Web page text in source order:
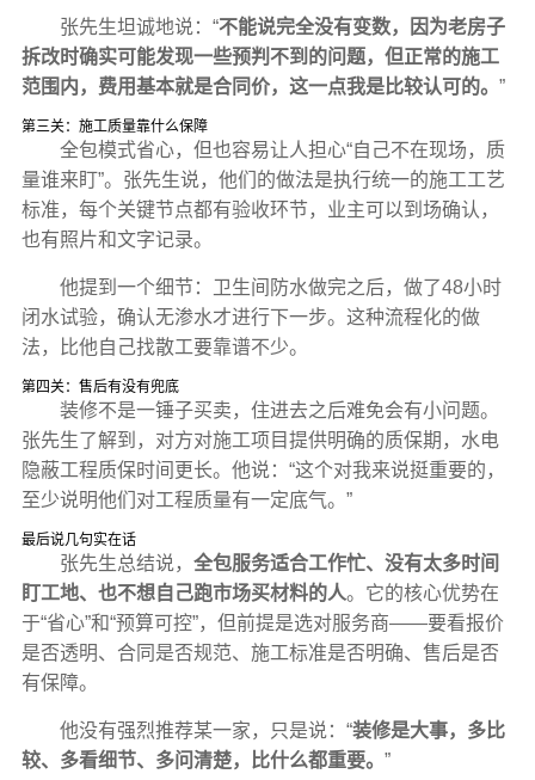
张先生坦诚地说：“不能说完全没有变数，因为老房子
拆改时确实可能发现一些预判不到的问题，但正常的施工
范围内，费用基本就是合同价，这一点我是比较认可的。 ”
第三关：施工质量靠什么保障
全包模式省心，但也容易让人担心“自己不在现场，质
量谁来盯”。张先生说，他们的做法是执行统一的施工工艺
标准，每个关键节点都有验收环节，业主可以到场确认，
也有照片和文字记录。
他提到一个细节：卫生间防水做完之后，做了48小时
闭水试验，确认无渗水才进行下一步。这种流程化的做
法，比他自己找散工要靠谱不少。
第四关：售后有没有兜底
装修不是一锤子买卖，住进去之后难免会有小问题。
张先生了解到，对方对施工项目提供明确的质保期，水电
隐蔽工程质保时间更长。他说：“这个对我来说挺重要的，
至少说明他们对工程质量有一定底气。”
最后说几句实在话
张先生总结说， 全包服务适合工作忙、没有太多时间
盯工地、也不想自己跑市场买材料的人。它的核心优势在
于“省心”和“预算可控”，但前提是选对服务商——要看报价
是否透明、合同是否规范、施工标准是否明确、售后是否
有保障。
他没有强烈推荐某一家，只是说：“装修是大事，多比
较、多看细节、多问清楚，比什么都重要。 ”